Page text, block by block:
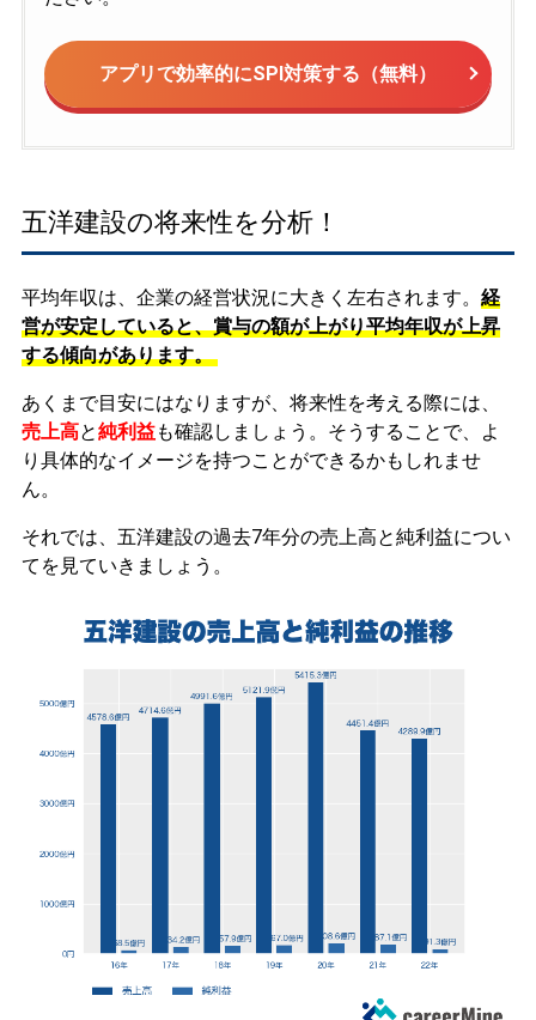
アプリで効率的にSPI対策する（無料）
五洋建設の将来性を分析！
平均年収は、企業の経営状況に大きく左右されます。 経
営が安定していると、賞与の額が上がり平均年収が上昇
する傾向があります。
あくまで目安にはなりますが、将来性を考える際には、
売上高と純利益も確認しましょう。そうすることで、よ
り具体的なイメージを持つことができるかもしれませ
ん。
それでは、五洋建設の過去7年分の売上高と純利益につい
てを見ていきましょう。